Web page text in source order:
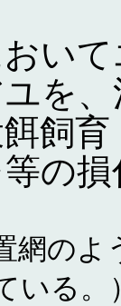
おい
を
飼
の
網の
いる。